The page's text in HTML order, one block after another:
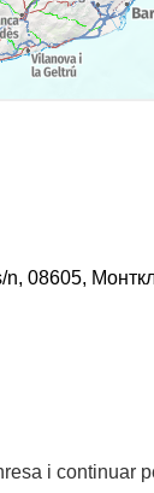
08605,
i continuar